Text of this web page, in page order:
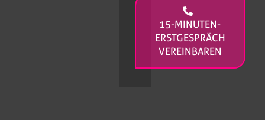
15-MINUTEN-
ERSTGESPRÄCH
VEREINBAREN